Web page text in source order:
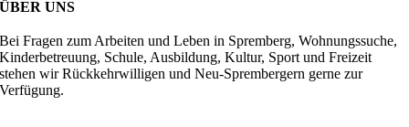
ÜBER UNS
Bei Fragen zum Arbeiten und Leben in Spremberg, Wohnungssuche,
Kinderbetreuung, Schule, Ausbildung, Kultur, Sport und Freizeit
stehen wir Rückkehrwilligen und Neu-Sprembergern gerne zur
Verfügung.